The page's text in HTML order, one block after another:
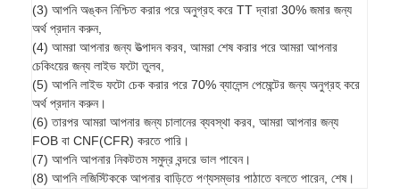
(3) আপনি অঙ্কন নিশ্চিত করার পরে অনুগ্রহ করে TT দ্বারা 30% জমার জন্য
অর্থ প্রদান করুন,
(4) আমরা আপনার জন্য উত্পাদন করব, আমরা শেষ করার পরে আমরা আপনার
চেকিংয়ের জন্য লাইভ ফটো তুলব,
(5) আপনি লাইভ ফটো চেক করার পরে 70% ব্যালেন্স পেমেন্টের জন্য অনুগ্রহ করে
অর্থ প্রদান করুন।
(6) তারপর আমরা আপনার জন্য চালানের ব্যবস্থা করব, আমরা আপনার জন্য
FOB বা CNF(CFR) করতে পারি।
(7) আপনি আপনার নিকটতম সমুদ্র বন্দরে ভাল পাবেন।
(8) আপনি লজিস্টিককে আপনার বাড়িতে পণ্যসম্ভার পাঠাতে বলতে পারেন, শেষ।